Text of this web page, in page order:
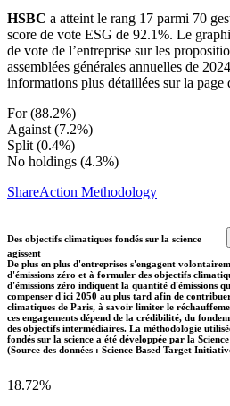
HSBC a atteint le rang 17 parmi 70
score de vote ESG de 92.1%. Le
de vote de l’entreprise sur les
assemblées générales annuelles de
informations plus détaillées sur la page
For (88.2%)
Against (7.2%)
Split (0.4%)
No holdings (4.3%)
ShareAction Methodology
Des objectifs climatiques fondés sur la science
agissent
De plus en plus d'entreprises s'engagent
d'émissions zéro et à formuler des objectifs
d'émissions zéro indiquent la quantité d'émissions
compenser d'ici 2050 au plus tard afin de
climatiques de Paris, à savoir limiter le
ces engagements dépend de la crédibilité, du
des objectifs intermédiaires. La méthodologie
fondés sur la science a été développée par la
(Source des données : Science Based Target
18.72%